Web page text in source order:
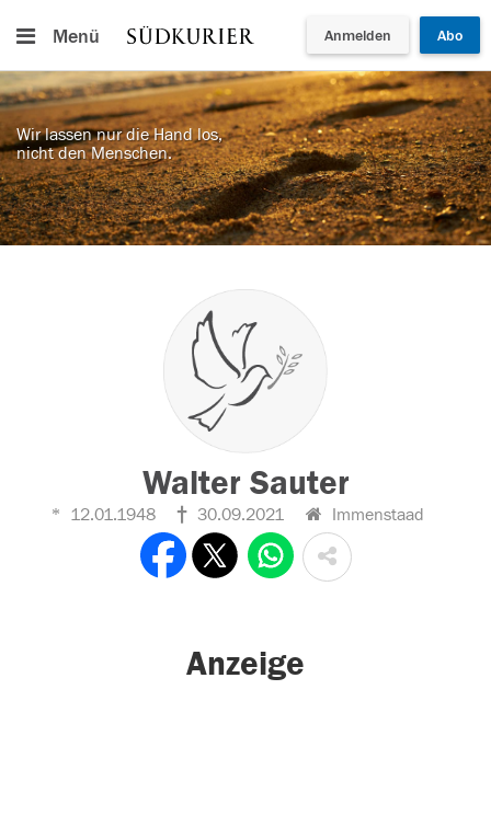
Menü Anmelden Abo
Wir lassen nur die Hand los,
nicht den Menschen.
Walter Sauter
12.01.1948 30.09.2021 Immenstaad
Anzeige